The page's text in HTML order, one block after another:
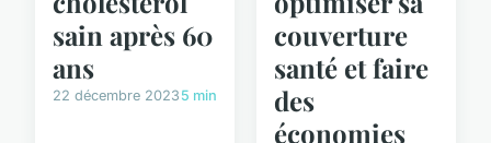
sain après 60
ans
22 décembre 2023 5 min
couverture
santé et faire
des
économies